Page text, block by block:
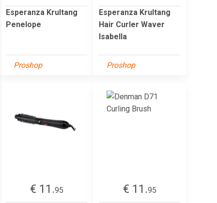
Esperanza Krultang
Penelope
Proshop
Esperanza Krultang
Hair Curler Waver
Isabella
Proshop
€ 11.95
€ 11.95